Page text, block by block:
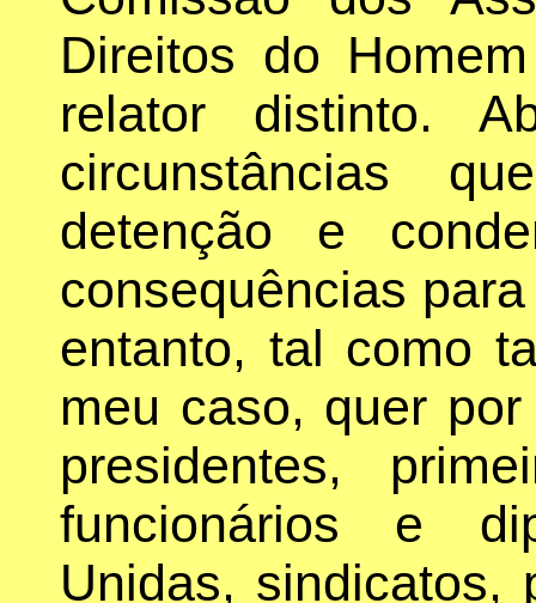
Direitos do
relator distinto.
circunstâncias
detenção e
consequências
entanto, tal como
meu caso, quer
presidentes,
funcionários e
Unidas, sindicatos,